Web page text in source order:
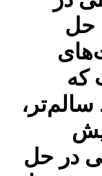
حل
که
سالم‌تر،
در حل